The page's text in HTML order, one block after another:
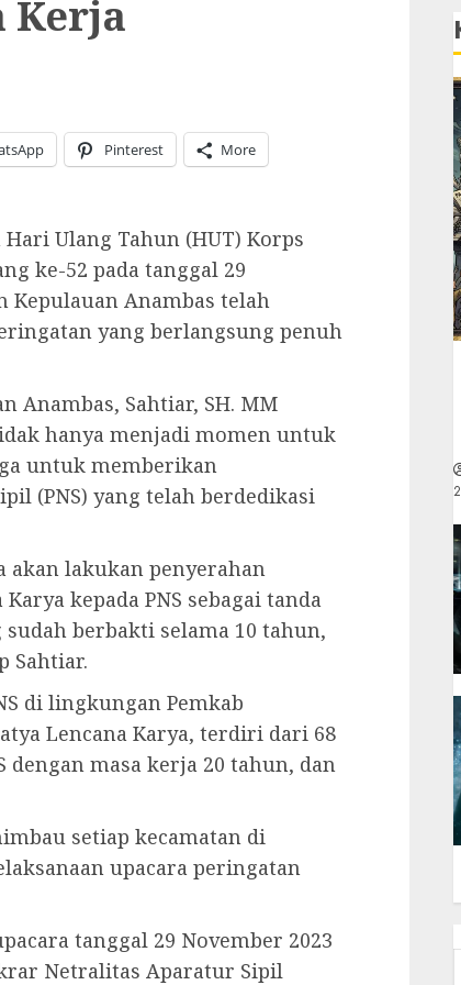
Kerja
Pinterest More
Ulang Tahun (HUT) Korps
ke-52 pada tanggal 29
Kepulauan Anambas telah
yang berlangsung penuh
Anambas, Sahtiar, SH. MM
hanya menjadi momen untuk
untuk memberikan
(PNS) yang telah berdedikasi
akan lakukan penyerahan
kepada PNS sebagai tanda
berbakti selama 10 tahun,
Sahtiar.
di lingkungan Pemkab
Lencana Karya, terdiri dari 68
dengan masa kerja 20 tahun, dan
setiap kecamatan di
upacara peringatan
tanggal 29 November 2023
Netralitas Aparatur Sipil